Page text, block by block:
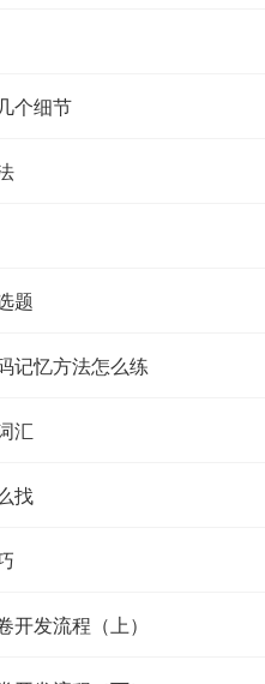
个细节
题
记忆方法怎么练
汇
找
开发流程（上）